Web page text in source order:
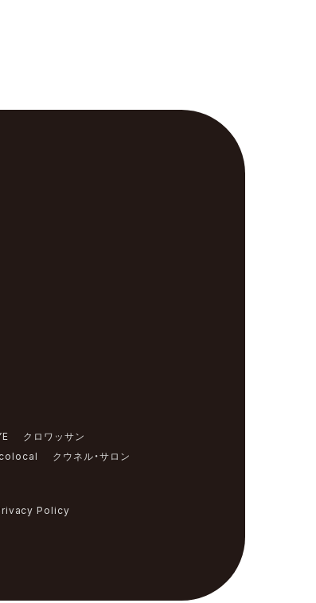
クロワッサン
colocal クウネル・サロン
Policy